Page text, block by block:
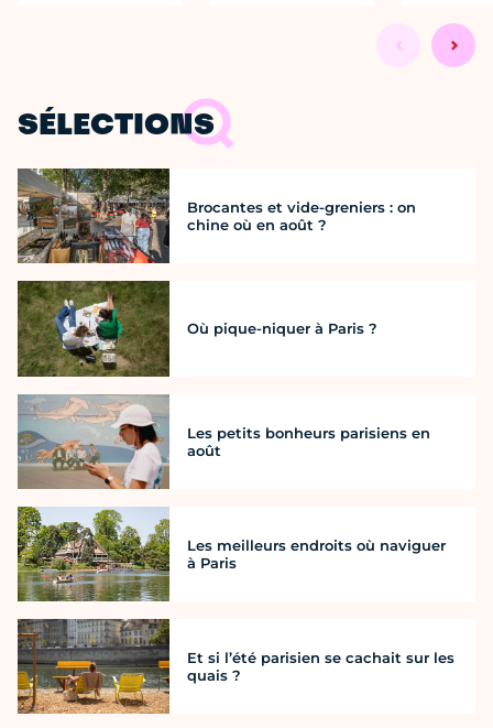
SÉLECTIONS
Brocantes et vide-greniers : on
chine où en août ?
Où pique-niquer à Paris ?
Les petits bonheurs parisiens en
août
Les meilleurs endroits où naviguer
à Paris
Et si l’été parisien se cachait sur les
quais ?